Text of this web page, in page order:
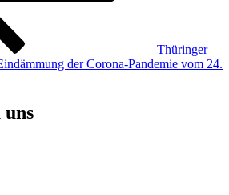
Thüringer
der Corona-Pandemie vom 24.